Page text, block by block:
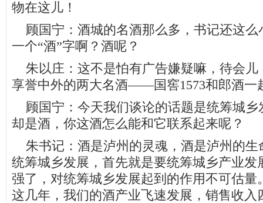
物在这儿！
顾国宁：酒城的名酒那么多，书记还这么
一个“酒”字啊？酒呢？
朱以庄：这不是怕有广告嫌疑嘛，待会儿
享誉中外的两大名酒——国窖1573和郎酒一
顾国宁：今天我们谈论的话题是统筹城乡
却是酒，你这酒怎么能和它联系起来呢？
朱书记：酒是泸州的灵魂，酒是泸州的生
统筹城乡发展，首先就是要统筹城乡产业发
强了，对统筹城乡发展起到的作用不可估量
这几年，我们的酒产业飞速发展，销售收入